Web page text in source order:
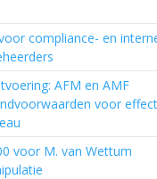
compliance- en
AFM en AMF
voor
voor M. van Wettum